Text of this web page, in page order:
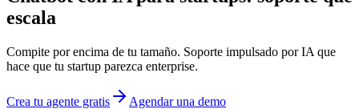
escala
Compite por encima de tu tamaño. Soporte impulsado por IA que
hace que tu startup parezca enterprise.
Crea tu agente gratis
Agendar una demo